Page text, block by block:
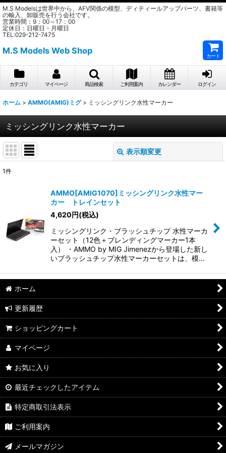
M.S Modelsは世界中から、AFV関係の模型、ディティールアップパーツ、書籍等
の輸入、卸販売を行う会社です。
営業時間：9：00～17：00
定休日：日曜日・月曜日
TEL:029-212-7475
M.S Models Web Shop
カート
カテゴリ マイページ 商品検索 ご利用案内 カレンダー ログイン
ホーム > AMMO(AMIG)ミグ > ミッシングリンク水性マーカー
ミッシングリンク水性マーカー
表示順変更
並び順:
絞り込む
1件
AMMO[AMIG1070]ミッシングリンク水性マー
カー トレインセット
4,620円(税込)
ミッシングリンク・ブラッシュチップ 水性マーカ
ーセット（12色＋ブレンディングマーカー1本
入） ・AMMO by MIG Jimenezから登場した新し
いブラッシュチップ水性マーカーセットは、模…
ホーム
更新履歴
ショッピングカート
マイページ
お気に入り
最近チェックしたアイテム
特定商取引法表示
ご利用案内
メールマガジン